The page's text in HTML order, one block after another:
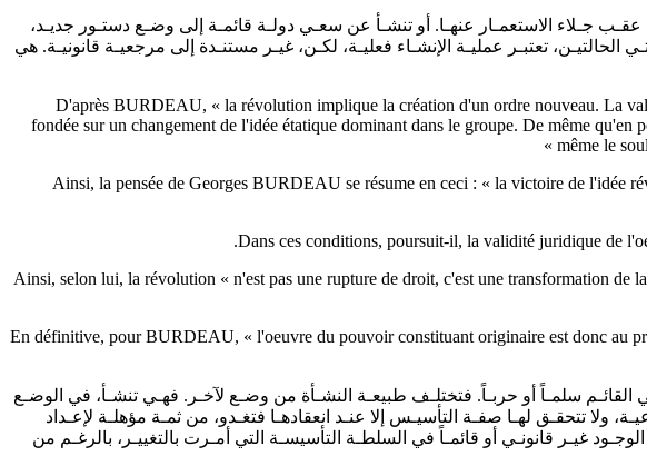
عقـب جـلاء الاستعمـار عنهـا. أو تنشـأ عن سعـي دولـة قائمـة إلى وضـع دستـور جديـد،
التي تشهـد ثـورة أو انقلابـاً. وفي كلتـي الحالتيـن، تعتبـر عمليـة الإنشـاء فعليـة، لكـن، غيـر مستنـدة إلى مرجعيـة قانونيـة. هي
D'après BURDEAU, « la révolution implique la création d'un ordre nouveau. La
fondée sur un changement de l'idée étatique dominant dans le groupe. De même
même le
Ainsi, la pensée de Georges BURDEAU se résume en ceci : « la victoire de l'idée
Dans ces conditions, poursuit-il, la validité juridique de
Ainsi, selon lui, la révolution « n'est pas une rupture de droit, c'est une transformation de
En définitive, pour BURDEAU, « l'oeuvre du pouvoir constituant originaire est donc au
القائـم سلمـاً أو حربـاً. فتختلـف طبيعـة النشـأة من وضـع لآخـر. فهـي تنشـأ، في الوضـع
ولا تتحقـق لهـا صفـة التأسيـس إلا عنـد انعقادهـا فتغـدو، من ثمـة مؤهلـة لإعـداد
غيـر قانونـي أو قائمـاً في السلطـة التأسيسـة التي أمـرت بالتغييـر، بالرغـم من